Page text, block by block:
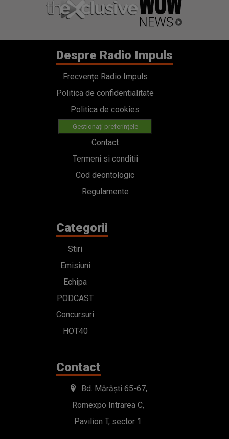
Despre Radio Impuls
Frecvențe Radio Impuls
Politica de confidentialitate
Politica de cookies
Gestionați preferințele
Contact
Termeni si conditii
Cod deontologic
Regulamente
Categorii
Stiri
Emisiuni
Echipa
PODCAST
Concursuri
HOT40
Contact
Bd. Mărăști 65-67,
Romexpo Intrarea C,
Pavilion T, sector 1